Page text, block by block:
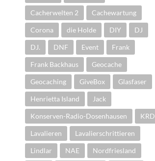
Cacherwelten 2 Cachewartung
Corona die Holde DIY DJ
DJ. DNF Event Frank
Frank Backhaus Geocache
Geocaching GiveBox Glasfaser
Henrietta Island Jack
Konserven-Radio-Dosenhausen KRD
Lavalieren Lavalierschrittieren
Lindlar NAE Nordfriesland